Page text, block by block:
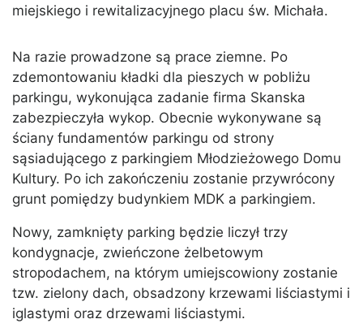
miejskiego i rewitalizacyjnego placu św. Michała.
Na razie prowadzone są prace ziemne. Po
zdemontowaniu kładki dla pieszych w pobliżu
parkingu, wykonująca zadanie firma Skanska
zabezpieczyła wykop. Obecnie wykonywane są
ściany fundamentów parkingu od strony
sąsiadującego z parkingiem Młodzieżowego Domu
Kultury. Po ich zakończeniu zostanie przywrócony
grunt pomiędzy budynkiem MDK a parkingiem.
Nowy, zamknięty parking będzie liczył trzy
kondygnacje, zwieńczone żelbetowym
stropodachem, na którym umiejscowiony zostanie
tzw. zielony dach, obsadzony krzewami liściastymi i
iglastymi oraz drzewami liściastymi.